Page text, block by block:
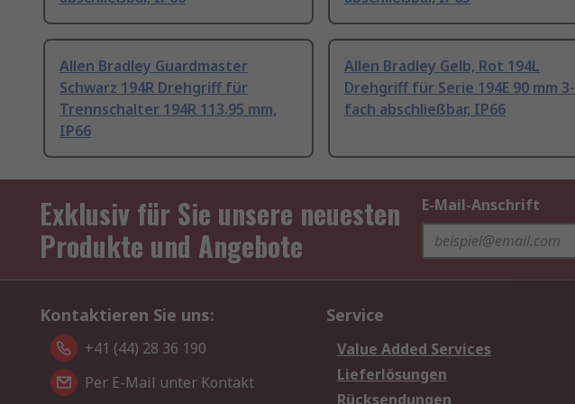
Allen Bradley Guardmaster
Schwarz 194R Drehgriff für
Trennschalter 194R 113.95 mm,
IP66
Allen Bradley Gelb, Rot 194L
Drehgriff für Serie 194E 90 mm 3-
fach abschließbar, IP66
Exklusiv für Sie unsere neuesten
Produkte und Angebote
E-Mail-Anschrift
Kontaktieren Sie uns:
+41 (44) 28 36 190
Per E-Mail unter Kontakt
Service
Value Added Services
Lieferlösungen
Rücksendungen